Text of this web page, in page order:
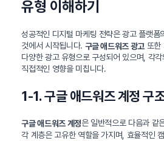
유형 이해하기
성공적인 디지털 마케팅 전략은 광고 플랫폼
것에서 시작됩니다. 구글 애드워즈 광고 또한
다양한 광고 유형으로 구성되어 있으며, 각
직접적인 영향을 미칩니다.
1-1. 구글 애드워즈 계정 구
구글 애드워즈 계정은 일반적으로 다음과 같
각 계층은 고유한 역할을 가지며, 효율적인